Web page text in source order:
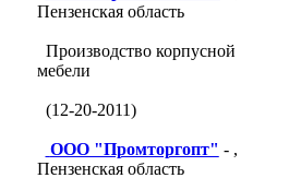
Пензенская область
Производство корпусной
мебели
(12-20-2011)
ООО "Промторгопт" - ,
Пензенская область